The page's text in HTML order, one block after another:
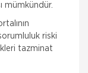
mümkündür.
riski
tazminat